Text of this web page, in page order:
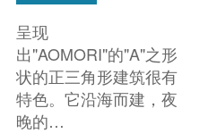
呈现
出"AOMORI"的"A"之形
状的正三角形建筑很有
特色。它沿海而建，夜
晚的…